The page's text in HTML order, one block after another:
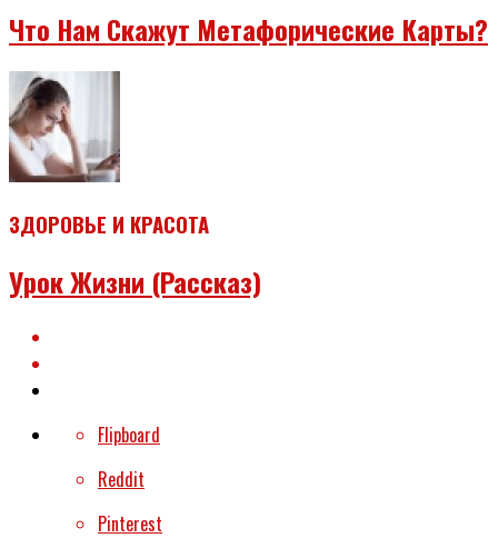
Что Нам Скажут Метафорические Карты?
ЗДОРОВЬЕ И КРАСОТА
Урок Жизни (рассказ)
Flipboard
Reddit
Pinterest